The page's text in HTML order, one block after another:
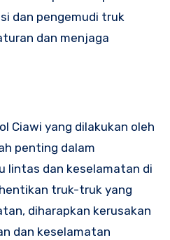
dan pengemudi truk
dan menjaga
Ciawi yang dilakukan oleh
penting dalam
lintas dan keselamatan di
truk-truk yang
diharapkan kerusakan
dan keselamatan